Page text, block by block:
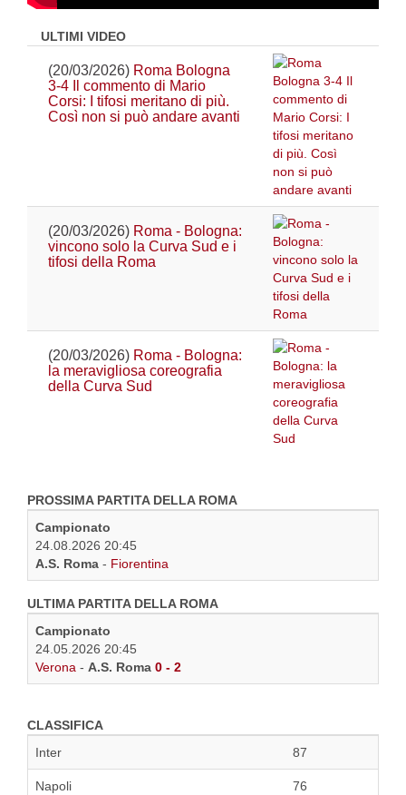
ULTIMI VIDEO
(20/03/2026) Roma Bologna
3-4 Il commento di Mario
Corsi: I tifosi meritano di più.
Così non si può andare avanti
(20/03/2026) Roma - Bologna:
vincono solo la Curva Sud e i
tifosi della Roma
(20/03/2026) Roma - Bologna:
la meravigliosa coreografia
della Curva Sud
PROSSIMA PARTITA DELLA ROMA
Campionato
24.08.2026 20:45
A.S. Roma - Fiorentina
ULTIMA PARTITA DELLA ROMA
Campionato
24.05.2026 20:45
Verona - A.S. Roma 0 - 2
CLASSIFICA
Inter
87
Napoli 76